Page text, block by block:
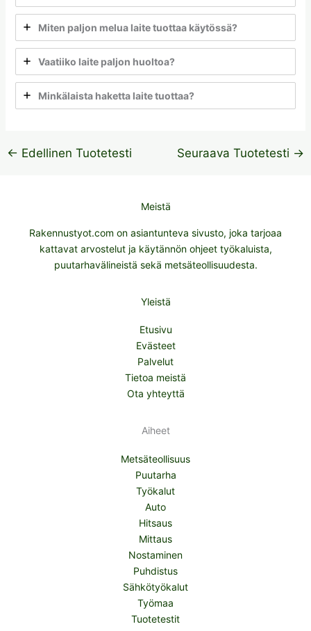
Miten paljon melua laite tuottaa käytössä?
Vaatiiko laite paljon huoltoa?
Minkälaista haketta laite tuottaa?
← Edellinen Tuotetesti Seuraava Tuotetesti →
Meistä
Rakennustyot.com on asiantunteva sivusto, joka tarjoaa
kattavat arvostelut ja käytännön ohjeet työkaluista,
puutarhavälineistä sekä metsäteollisuudesta.
Yleistä
Etusivu
Evästeet
Palvelut
Tietoa meistä
Ota yhteyttä
Aiheet
Metsäteollisuus
Puutarha
Työkalut
Auto
Hitsaus
Mittaus
Nostaminen
Puhdistus
Sähkötyökalut
Työmaa
Tuotetestit